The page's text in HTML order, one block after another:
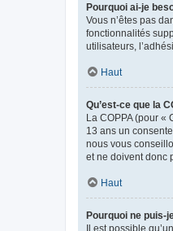
Pourquoi ai-je
Vous n’êtes pas
fonctionnalités
utilisateurs,
Haut
Qu’est-ce que la
La COPPA (pour «
13 ans un
nous vous
et ne doivent donc
Haut
Pourquoi ne puis-
Il est possible